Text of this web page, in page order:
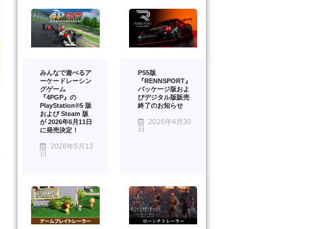
みんなで遊べるア
ーケードレーシン
グゲーム
『4PGP』の
PlayStation®5 版
および Steam 版
が 2026年6月11日
に発売決定！
2026年5月13
日
PS5版
『RENNSPORT』
パッケージ版およ
びデジタル版販売
終了のお知らせ
2026年4月30
日